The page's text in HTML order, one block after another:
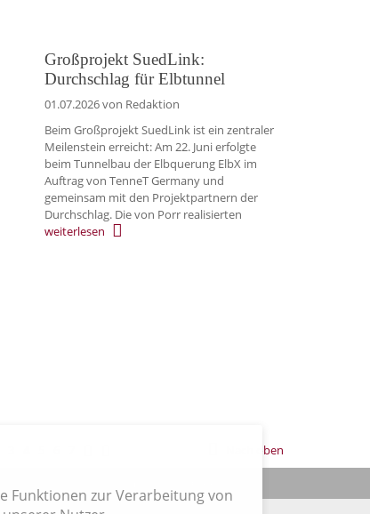
Großprojekt SuedLink:
Durchschlag für Elbtunnel
01.07.2026von Redaktion
Beim Großprojekt SuedLink ist ein zentraler
Meilenstein erreicht: Am 22. Juni erfolgte
beim Tunnelbau der Elbquerung ElbX im
Auftrag von TenneT Germany und
gemeinsam mit den Projektpartnern der
Durchschlag. Die von Porr realisierten
weiterlesen
Nach oben
Funktionen zur Verarbeitung von